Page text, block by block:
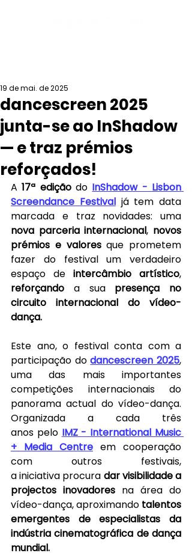
dancescreen 2025
junta-se ao InShadow
— e traz prémios
reforçados!
19 de mai. de 2025
A 17ª edição do InShadow - Lisbon
Screendance Festival já tem data
nova parceria internacional, novos
prémios e valores que prometem
fazer do festival um verdadeiro
espaço de intercâmbio artístico
reforçando a sua presença no
circuito internacional do vídeo-
dança.
Este ano, o festival conta com a
participação do dancescreen 2025,
uma das mais importantes
competições internacionais do
panorama actual do vídeo-dança.
Organizada a cada três
anos pelo IMZ - International Music
+ Media Centre em cooperação
com outros festivais,
a iniciativa procura dar visibilidade a
projectos inovadores na área do
vídeo-dança, aproximando talentos
emergentes de especialistas da
indústria cinematográfica de dança
mundial.